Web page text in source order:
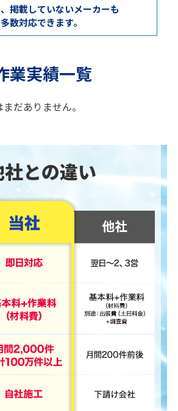
掲載していないメーカーも
多数対応できます。
業実績一覧
だありません。
との違い